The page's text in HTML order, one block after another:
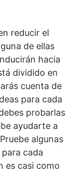
reducir el
de ellas
hacia
dividido en
cuenta de
para cada
probarlas
ayudarte a
algunas
cada
es casi como